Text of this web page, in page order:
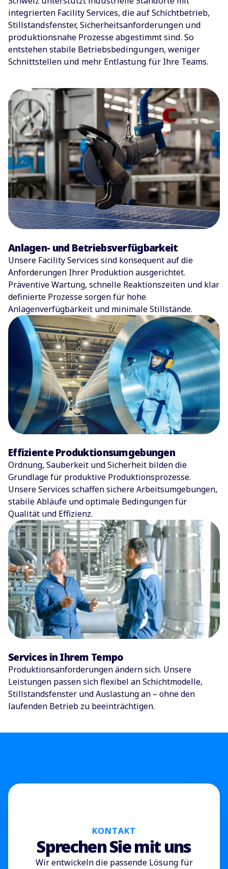
integrierten Facility Services, die auf Schichtbetrieb,
Stillstandsfenster, Sicherheitsanforderungen und
produktionsnahe Prozesse abgestimmt sind. So
entstehen stabile Betriebsbedingungen, weniger
Schnittstellen und mehr Entlastung für Ihre Teams.
Anlagen- und Betriebsverfügbarkeit
Unsere Facility Services sind konsequent auf die
Anforderungen Ihrer Produktion ausgerichtet.
Präventive Wartung, schnelle Reaktionszeiten und klar
definierte Prozesse sorgen für hohe
Anlagenverfügbarkeit und minimale Stillstände.
Effiziente Produktionsumgebungen
Ordnung, Sauberkeit und Sicherheit bilden die
Grundlage für produktive Produktionsprozesse.
Unsere Services schaffen sichere Arbeitsumgebungen,
stabile Abläufe und optimale Bedingungen für
Qualität und Effizienz.
Services in Ihrem Tempo
Produktionsanforderungen ändern sich. Unsere
Leistungen passen sich flexibel an Schichtmodelle,
Stillstandsfenster und Auslastung an – ohne den
laufenden Betrieb zu beeinträchtigen.
KONTAKT
Sprechen Sie mit uns
Wir entwickeln die passende Lösung für